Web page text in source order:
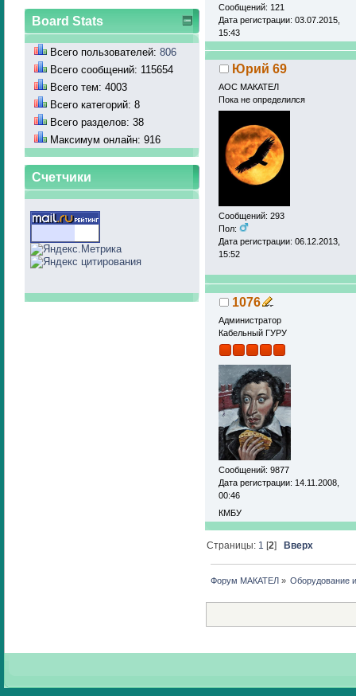
Board Stats
Всего пользователей: 806
Всего сообщений: 115654
Всего тем: 4003
Всего категорий: 8
Всего разделов: 38
Максимум онлайн: 916
Счетчики
Сообщений: 121
Дата регистрации: 03.07.2015,
15:43
Юрий 69
АОС МАКАТЕЛ
Пока не определился
Сообщений: 293
Пол:
Дата регистрации: 06.12.2013,
15:52
1076
Администратор
Кабельный ГУРУ
Сообщений: 9877
Дата регистрации: 14.11.2008,
00:46
КМБУ
Страницы: 1 [2]Вверх
Форум МАКАТЕЛ» Оборудование